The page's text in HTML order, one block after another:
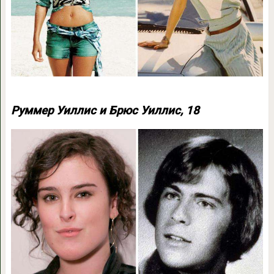
Руммер Уиллис и Брюс Уиллис, 18